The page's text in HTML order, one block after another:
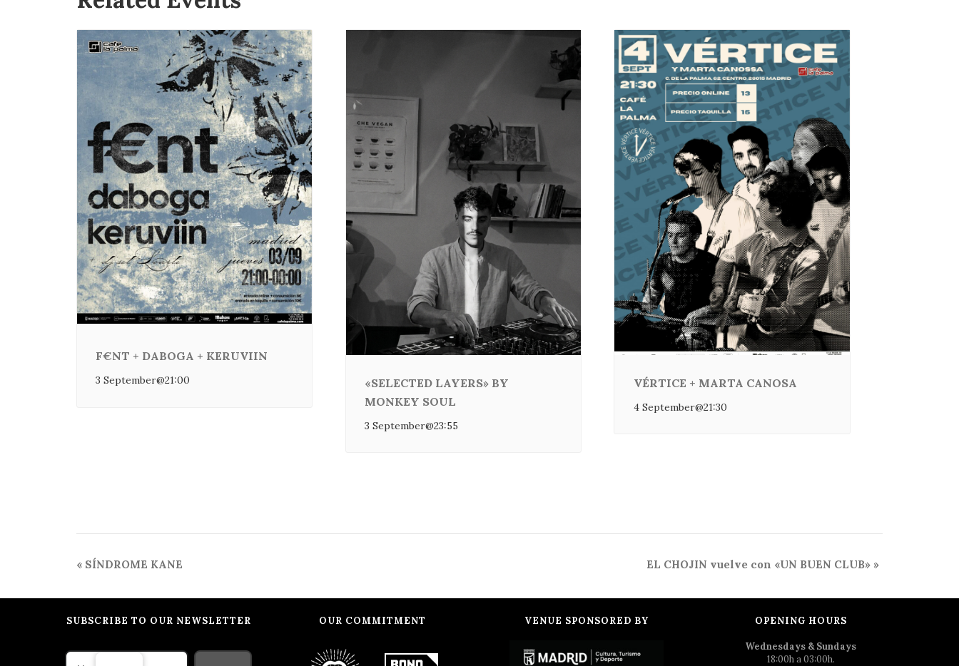
F€NT + DABOGA + KERUVIIN
3 September@21:00
«SELECTED LAYERS» BY
MONKEY SOUL
3 September@23:55
VÉRTICE + MARTA CANOSA
4 September@21:30
Event
« SÍNDROME KANE EL CHOJIN vuelve con «UN BUEN CLUB» »
SUBSCRIBE TO OUR NEWSLETTER OUR COMMITMENT VENUE SPONSORED BY OPENING HOURS
Wednesdays & Sundays
18:00h a 03:00h.